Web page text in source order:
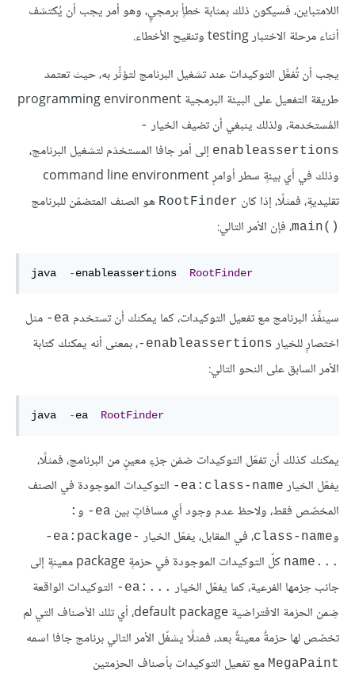
اللامتباين، فسيكون ذلك بمثابة خطأٍ برمجيٍ، وهو أمر يجب أن يُكتشف
أثناء مرحلة الاختبار testing وتنقيح الأخطاء.
يجب أن تُفعَّل التوكيدات عند تشغيل البرنامج لتؤثِّر به، حيث تعتمد
طريقة التفعيل على البيئة البرمجية programming environment
المُستخدمة، ولذلك ينبغي أن تضيف الخيار ‎-
enableassertions إلى أمر جافا المستخدَم لتشغيل البرنامج،
وذلك في أي بيئةٍ سطر أوامرٍ command line environment
تقليديةٍ، فمثلًا، إذا كان RootFinder هو الصنف المتضمّن للبرنامج
main()‎، فإن الأمر التالي:
java -enableassertions RootFinder
سينفِّذ البرنامج مع تفعيل التوكيدات، كما يمكنك أن تستخدم ‎-ea مثل
اختصارٍ للخيار ‎-enableassertions، بمعنى أنه يمكنك كتابة
الأمر السابق على النحو التالي:
java -ea RootFinder
يمكنك كذلك أن تفعّل التوكيدات ضمْن جزءٍ معينٍ من البرنامج، فمثلًا،
يفعّل الخيار ‎-ea:class-name التوكيدات الموجودة في الصنف
المخصّص فقط، ولاحظ عدم وجود أي مسافاتٍ بين ‎-ea و :
وclass-name، في المقابل، يفعّل الخيار ‎-ea:package-
name...‎
كلّ التوكيدات الموجودة في حزمةٍ package معينةٍ إلى
جانب حِزمها الفرعية، كما يفعّل الخيار ‎-ea:...‎ التوكيدات الواقعة
ضِمن الحزمة الافتراضية default package، أي تلك الأصناف التي لم
تخصّص لها حزمةٌ معينةٌ بعد، فمثلًا يشغّل الأمر التالي برنامج جافا اسمه
MegaPaint مع تفعيل التوكيدات بأصناف الحزمتين